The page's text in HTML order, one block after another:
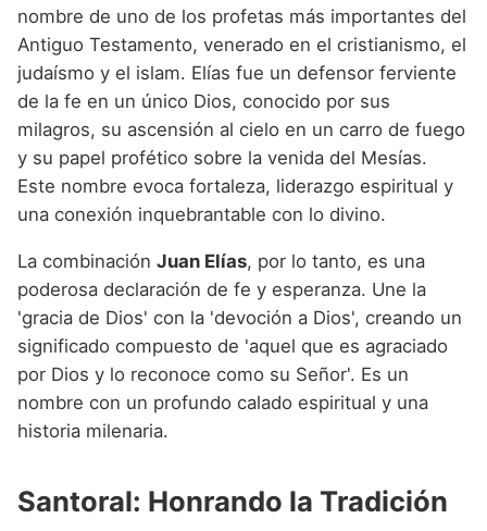
nombre de uno de los profetas más importantes del
Antiguo Testamento, venerado en el cristianismo, el
judaísmo y el islam. Elías fue un defensor ferviente
de la fe en un único Dios, conocido por sus
milagros, su ascensión al cielo en un carro de fuego
y su papel profético sobre la venida del Mesías.
Este nombre evoca fortaleza, liderazgo espiritual y
una conexión inquebrantable con lo divino.
La combinación Juan Elías, por lo tanto, es una
poderosa declaración de fe y esperanza. Une la
'gracia de Dios' con la 'devoción a Dios', creando un
significado compuesto de 'aquel que es agraciado
por Dios y lo reconoce como su Señor'. Es un
nombre con un profundo calado espiritual y una
historia milenaria.
Santoral: Honrando la Tradición